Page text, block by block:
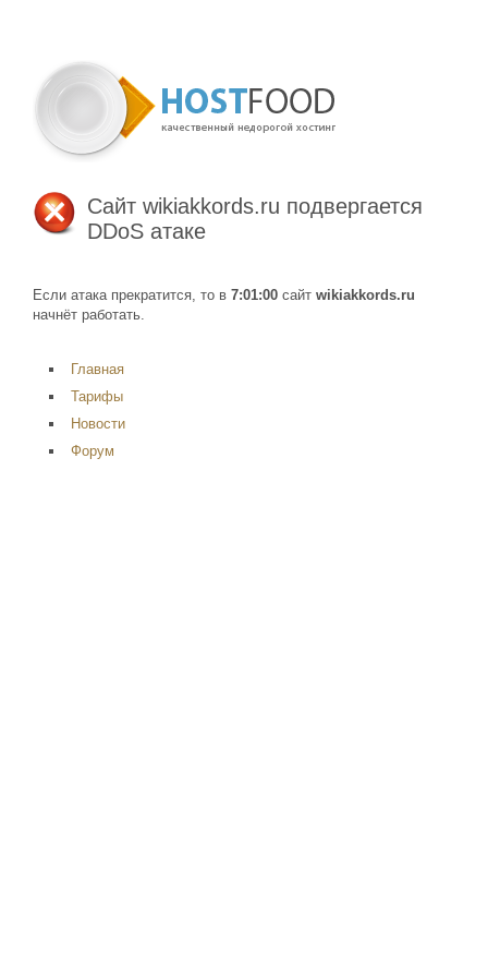
Сайт wikiakkords.ru подвергается
DDoS атаке
Если атака прекратится, то в 7:01:00 сайт wikiakkords.ru
начнёт работать.
Главная
Тарифы
Новости
Форум